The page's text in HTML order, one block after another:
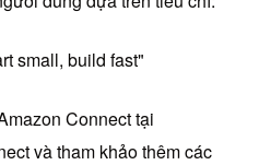
small, build fast"
Connect tại
và tham khảo thêm các